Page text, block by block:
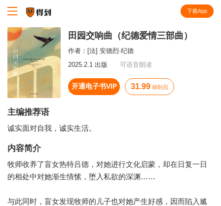
下载App
田园交响曲（纪德爱情三部曲）
作者： [法] 安德烈·纪德
2025.2.1 出版
可语音朗读
开通电子书VIP 31.99 得到贝
主编推荐语
诚实面对自我，诚实生活。
内容简介
牧师收养了盲女热特吕德，对她进行文化启蒙，却在日复一日
的相处中对她渐生情愫，堕入私欲的深渊……
与此同时，盲女发现牧师的儿子也对她产生好感，因而陷入尴